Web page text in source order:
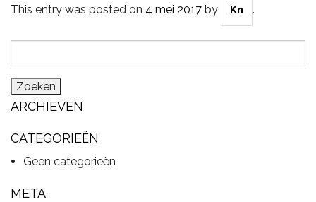
CYMBALS
PERCUSSIE
This entry was posted on 4 mei 2017 by Kn .
ARCHIEVEN
CATEGORIEËN
Geen categorieën
META